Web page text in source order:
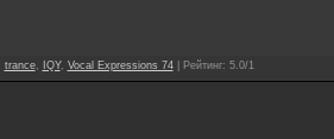
trance, IQY, Vocal Expressions 74| Рейтинг: 5.0/1